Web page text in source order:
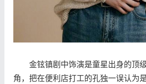
金铉镇剧中饰演是童星出身的顶
角，把在便利店打工的孔独一误认为